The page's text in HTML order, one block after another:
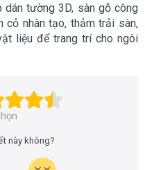
tường 3D, sàn gỗ công
cỏ nhân tạo, thảm trải sàn,
liệu để trang trí cho ngôi
này không?